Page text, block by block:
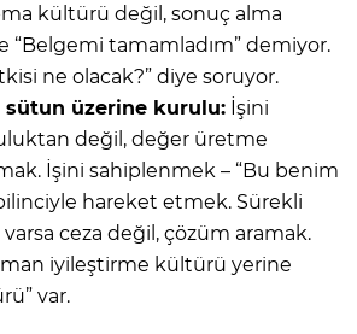
kültürü değil, sonuç alma
“Belgemi tamamladım” demiyor.
ne olacak?” diye soruyor.
sütun üzerine kurulu: İşini
değil, değer üretme
İşini sahiplenmek – “Bu benim
hareket etmek. Sürekli
ceza değil, çözüm aramak.
iyileştirme kültürü yerine
var.